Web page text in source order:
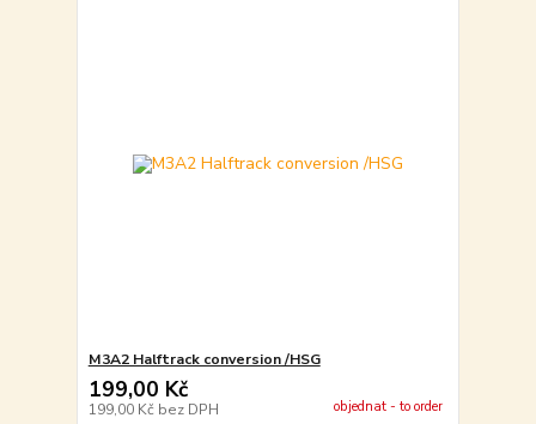
M3A2 Halftrack conversion /HSG
199,00 Kč
199,00 Kč bez DPH objednat - to order